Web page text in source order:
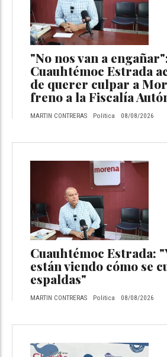
"No nos van a
Cuauhtémoc Estrada
de querer culpar a
freno a la Fiscalía
MARTIN CONTRERAS Politica 08/08/2026
Cuauhtémoc Estrada:
están viendo cómo se
espaldas"
MARTIN CONTRERAS Politica 08/08/2026